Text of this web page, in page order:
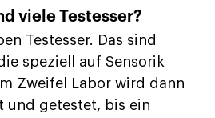
viele Testesser?
Testesser. Das sind
speziell auf Sensorik
Zweifel Labor wird dann
und getestet, bis ein